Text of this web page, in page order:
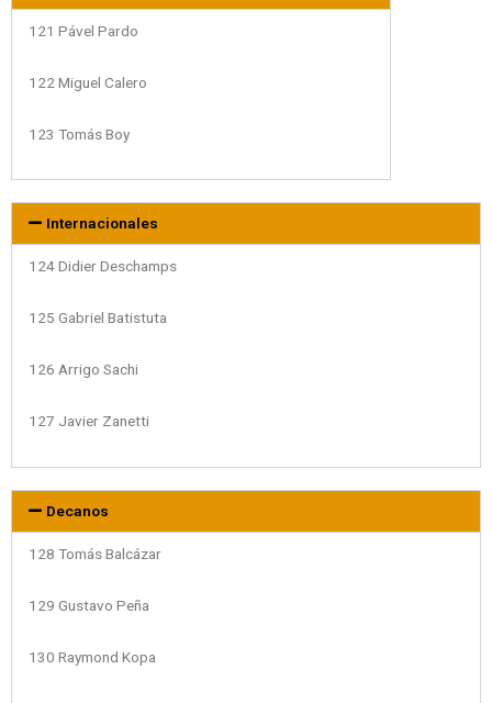
121 Pável Pardo
122 Miguel Calero
123 Tomás Boy
Internacionales
124 Didier Deschamps
125 Gabriel Batistuta
126 Arrigo Sachi
127 Javier Zanetti
Decanos
128 Tomás Balcázar
129 Gustavo Peña
130 Raymond Kopa